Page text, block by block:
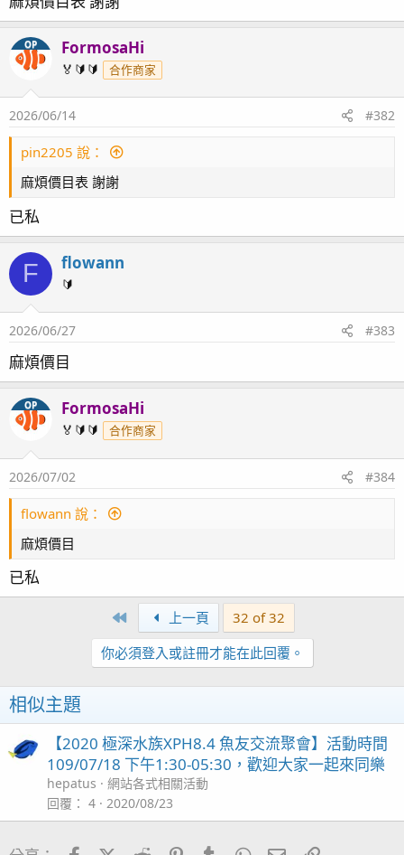
OP FormosaHi
🏅🔰🔰 合作商家
2026/06/14 #382
pin2205 說：
麻煩價目表 謝謝
已私
F flowann
🔰
2026/06/27 #383
麻煩價目
OP FormosaHi
🏅🔰🔰 合作商家
2026/07/02 #384
flowann 說：
麻煩價目
已私
First 上一頁
32 of 32
你必須登入或註冊才能在此回覆。
相似主題
【2020 極深水族XPH8.4 魚友交流聚會】活動時間
109/07/18 下午1:30-05:30，歡迎大家一起來同樂
hepatus
網站各式相關活動
回覆
4 2020/08/23